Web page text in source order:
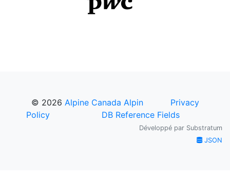
© 2026 Alpine Canada Alpin
Privacy
Policy
DB Reference Fields
Développé par Substratum
JSON